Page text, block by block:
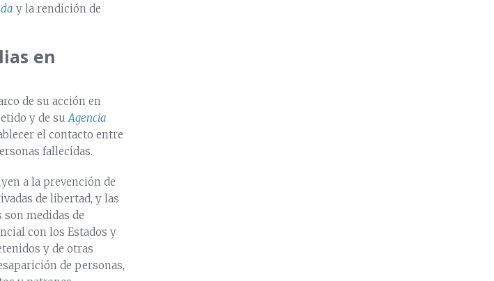
y la rendición de
en
de su acción en
y de suAgencia
el contacto entre
fallecidas.
a la prevención de
de libertad, y las
medidas de
con los Estados y
y de otras
de personas,